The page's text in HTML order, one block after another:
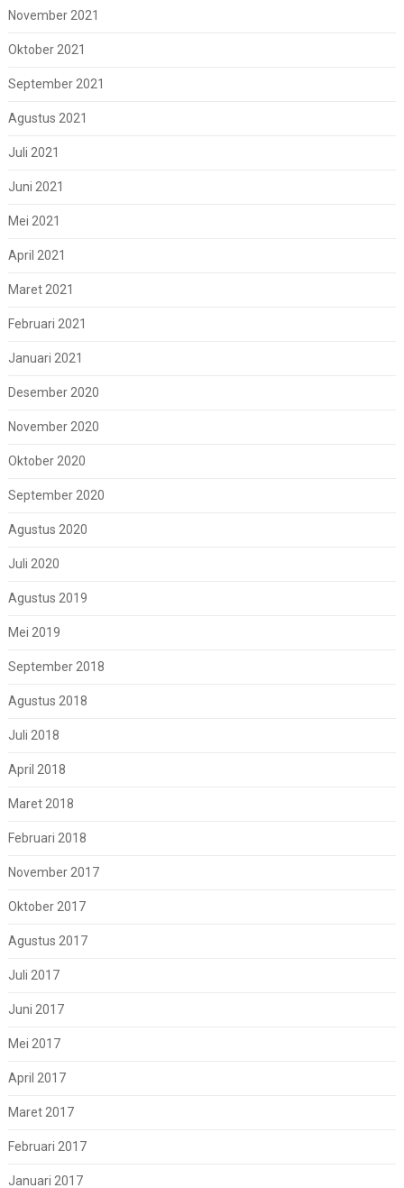
November 2021
Oktober 2021
September 2021
Agustus 2021
Juli 2021
Juni 2021
Mei 2021
April 2021
Maret 2021
Februari 2021
Januari 2021
Desember 2020
November 2020
Oktober 2020
September 2020
Agustus 2020
Juli 2020
Agustus 2019
Mei 2019
September 2018
Agustus 2018
Juli 2018
April 2018
Maret 2018
Februari 2018
November 2017
Oktober 2017
Agustus 2017
Juli 2017
Juni 2017
Mei 2017
April 2017
Maret 2017
Februari 2017
Januari 2017